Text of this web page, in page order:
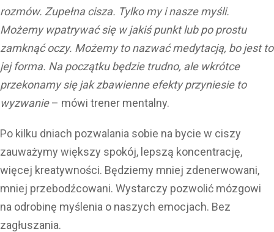
rozmów. Zupełna cisza. Tylko my i nasze myśli.
Możemy wpatrywać się w jakiś punkt lub po prostu
zamknąć oczy. Możemy to nazwać medytacją, bo jest to
jej forma. Na początku będzie trudno, ale wkrótce
przekonamy się jak zbawienne efekty przyniesie to
wyzwanie– mówi trener mentalny.
Po kilku dniach pozwalania sobie na bycie w ciszy
zauważymy większy spokój, lepszą koncentrację,
więcej kreatywności. Będziemy mniej zdenerwowani,
mniej przebodźcowani. Wystarczy pozwolić mózgowi
na odrobinę myślenia o naszych emocjach. Bez
zagłuszania.